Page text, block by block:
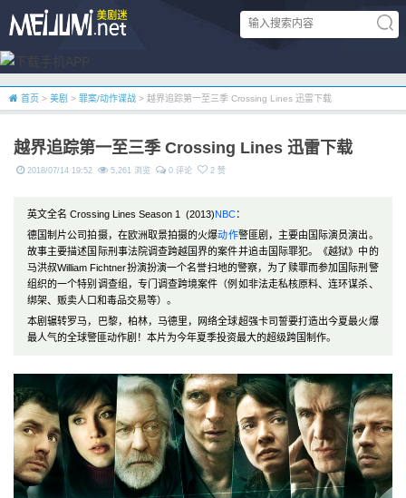
首页 > 美剧 > 罪案/动作谍战 > 越界追踪第一至三季 Crossing Lines 迅雷下载
越界追踪第一至三季 Crossing Lines 迅雷下载
2018/07/14 19:52 5,261 浏览 0 评论 2 赞
英文全名 Crossing Lines Season 1 (2013)NBC：
德国制片公司拍摄，在欧洲取景拍摄的火爆动作警匪剧，主要由国际演员演出。
故事主要描述国际刑事法院调查跨越国界的案件并追击国际罪犯。《越狱》中的
马洪叔William Fichtner扮演扮演一个名誉扫地的警察，为了赎罪而参加国际刑警
组织的一个特别调查组，专门调查跨境案件（例如非法走私核原料、连环谋杀、
绑架、贩卖人口和毒品交易等）。
本剧辗转罗马，巴黎，柏林，马德里，网络全球超强卡司誓要打造出今夏最火爆
最人气的全球警匪动作剧！本片为今年夏季投资最大的超级跨国制作。